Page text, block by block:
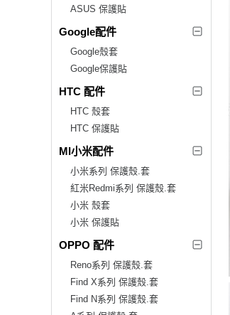
ASUS 保護貼
Google配件
Google殼套
Google保護貼
HTC 配件
HTC 殼套
HTC 保護貼
MI小米配件
小米系列 保護殼.套
紅米Redmi系列 保護殼.套
小米 殼套
小米 保護貼
OPPO 配件
Reno系列 保護殼.套
Find X系列 保護殼.套
Find N系列 保護殼.套